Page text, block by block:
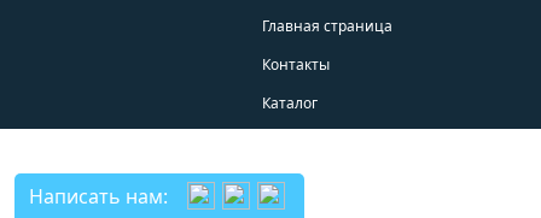
Главная страница
Контакты
Каталог
Написать нам: